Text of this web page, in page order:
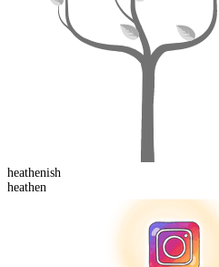
heathenish
heathen